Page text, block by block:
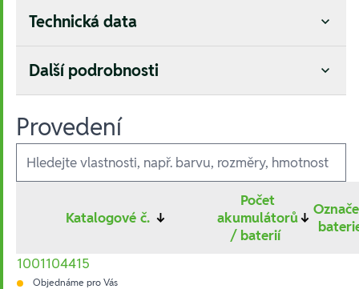
Technická data
Další podrobnosti
Provedení
Ausführungen
Katalogové č. ↓
Počet
akumulátorů
/ baterií
↓
1001104415
Objednáme pro Vás